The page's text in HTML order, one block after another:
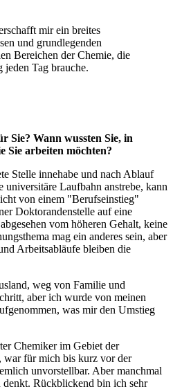
mir ein breites
und grundlegenden
Bereichen der Chemie, die
Tag brauche.
Sie? Wann wussten Sie, in
Sie arbeiten möchten?
Stelle innehabe und nach Ablauf
universitäre Laufbahn anstrebe, kann
von einem "Berufseinstieg"
Doktorandenstelle auf eine
vom höheren Gehalt, keine
mag ein anderes sein, aber
Arbeitsabläufe bleiben die
weg von Familie und
aber ich wurde von meinen
was mir den Umstieg
Chemiker im Gebiet der
war für mich bis kurz vor der
unvorstellbar. Aber manchmal
denkt. Rückblickend bin ich sehr